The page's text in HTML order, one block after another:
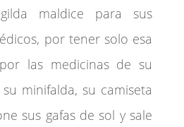
maldice para sus
por tener solo esa
las medicinas de su
minifalda, su camiseta
sus gafas de sol y sale